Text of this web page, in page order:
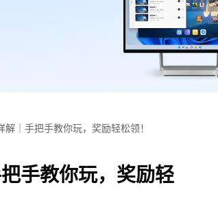
解｜手把手教你玩，奖励轻松领！
手教你玩，奖励轻